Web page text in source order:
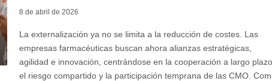
8 de abril de 2026
La externalización ya no se limita a la reducción de costes. Las
empresas farmacéuticas buscan ahora alianzas estratégicas,
agilidad e innovación, centrándose en la cooperación a largo
el riesgo compartido y la participación temprana de las CMO.